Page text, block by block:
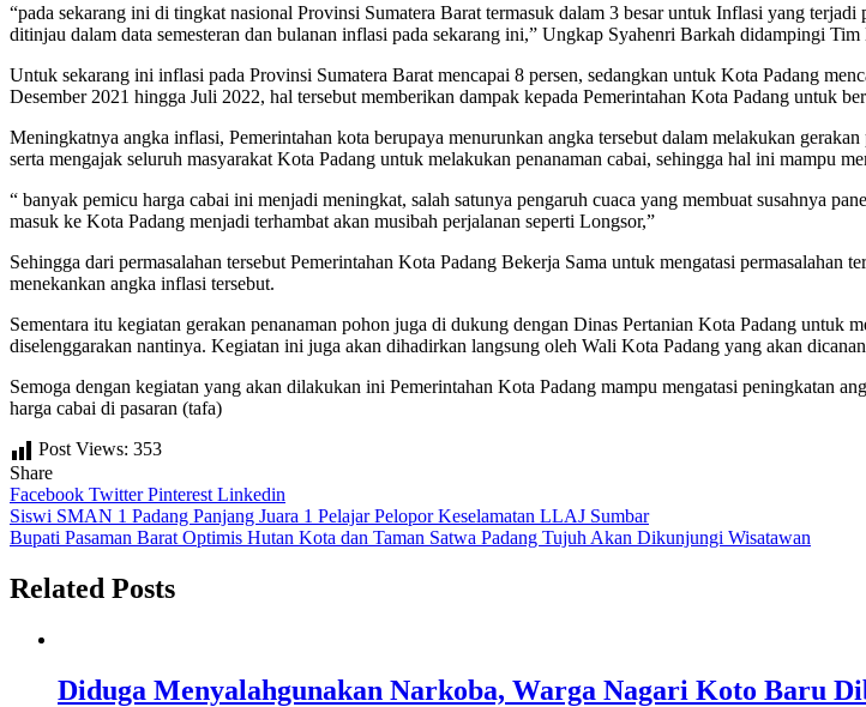
“pada sekarang ini di tingkat nasional Provinsi Sumatera Barat termasuk dalam 3 besar untuk Inflasi yang
ditinjau dalam data semesteran dan bulanan inflasi pada sekarang ini,” Ungkap Syahenri Barkah didampingi
Untuk sekarang ini inflasi pada Provinsi Sumatera Barat mencapai 8 persen, sedangkan untuk Kota Padang
Desember 2021 hingga Juli 2022, hal tersebut memberikan dampak kepada Pemerintahan Kota Padang untuk
Meningkatnya angka inflasi, Pemerintahan kota berupaya menurunkan angka tersebut dalam melakukan
serta mengajak seluruh masyarakat Kota Padang untuk melakukan penanaman cabai, sehingga hal ini mampu
“ banyak pemicu harga cabai ini menjadi meningkat, salah satunya pengaruh cuaca yang membuat susahnya
masuk ke Kota Padang menjadi terhambat akan musibah perjalanan seperti Longsor,”
Sehingga dari permasalahan tersebut Pemerintahan Kota Padang Bekerja Sama untuk mengatasi
menekankan angka inflasi tersebut.
Sementara itu kegiatan gerakan penanaman pohon juga di dukung dengan Dinas Pertanian Kota Padang
diselenggarakan nantinya. Kegiatan ini juga akan dihadirkan langsung oleh Wali Kota Padang yang akan
Semoga dengan kegiatan yang akan dilakukan ini Pemerintahan Kota Padang mampu mengatasi peningkatan
harga cabai di pasaran (tafa)
Post Views: 353
Share
Facebook TwitterPinterest Linkedin
Navigasi
pos
Siswi SMAN 1 Padang Panjang Juara 1 Pelajar Pelopor Keselamatan LLAJ Sumbar
Bupati Pasaman Barat Optimis Hutan Kota dan Taman Satwa Padang Tujuh Akan Dikunjungi Wisatawan
Related Posts
Diduga Menyalahgunakan Narkoba, Warga Nagari Koto Baru